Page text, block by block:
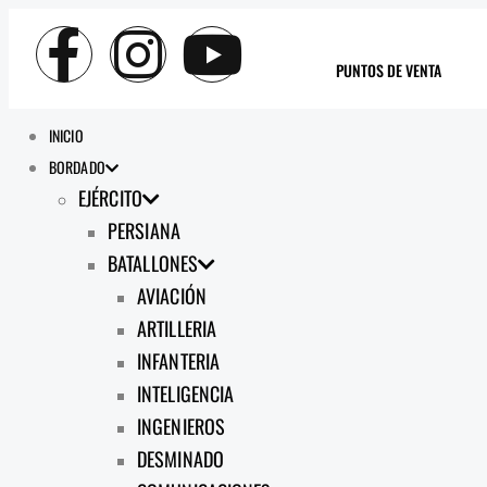
PUNTOS DE VENTA
INICIO
BORDADO
EJÉRCITO
PERSIANA
BATALLONES
AVIACIÓN
ARTILLERIA
INFANTERIA
INTELIGENCIA
INGENIEROS
DESMINADO